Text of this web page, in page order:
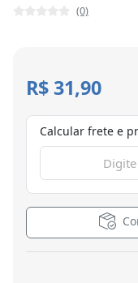
(0)
R$ 31,90
Calcular frete e